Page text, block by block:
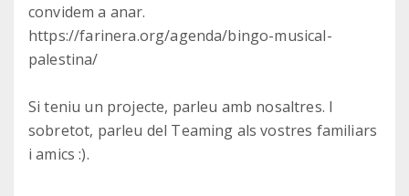
convidem a anar.
https://farinera.org/agenda/bingo-musical-
palestina/
Si teniu un projecte, parleu amb nosaltres. I
sobretot, parleu del Teaming als vostres familiars
i amics :).